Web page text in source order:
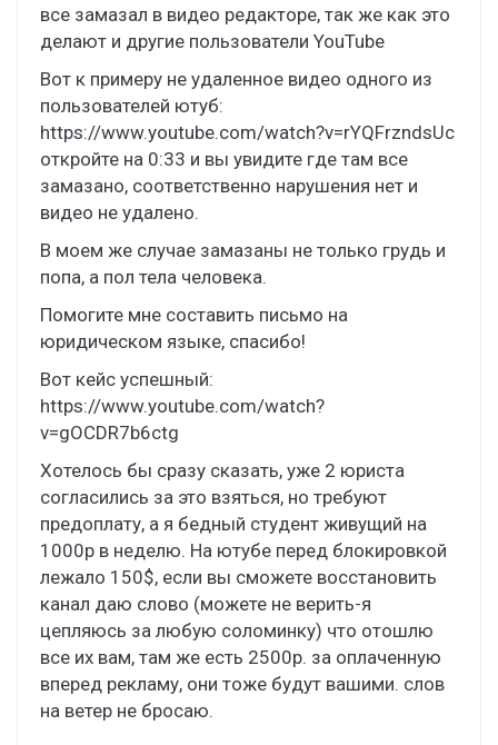
все замазал в видео редакторе, так же как это
делают и другие пользователи YouTube
Вот к примеру не удаленное видео одного из
пользователей ютуб:
https://www.youtube.com/watch?v=rYQFrzndsUc
откройте на 0:33 и вы увидите где там все
замазано, соответственно нарушения нет и
видео не удалено.
В моем же случае замазаны не только грудь и
попа, а пол тела человека.
Помогите мне составить письмо на
юридическом языке, спасибо!
Вот кейс успешный:
https://www.youtube.com/watch?
v=gOCDR7b6ctg
Хотелось бы сразу сказать, уже 2 юриста
согласились за это взяться, но требуют
предоплату, а я бедный студент живущий на
1000р в неделю. На ютубе перед блокировкой
лежало 150$, если вы сможете восстановить
канал даю слово (можете не верить-я
цепляюсь за любую соломинку) что отошлю
все их вам, там же есть 2500р. за оплаченную
вперед рекламу, они тоже будут вашими. слов
на ветер не бросаю.